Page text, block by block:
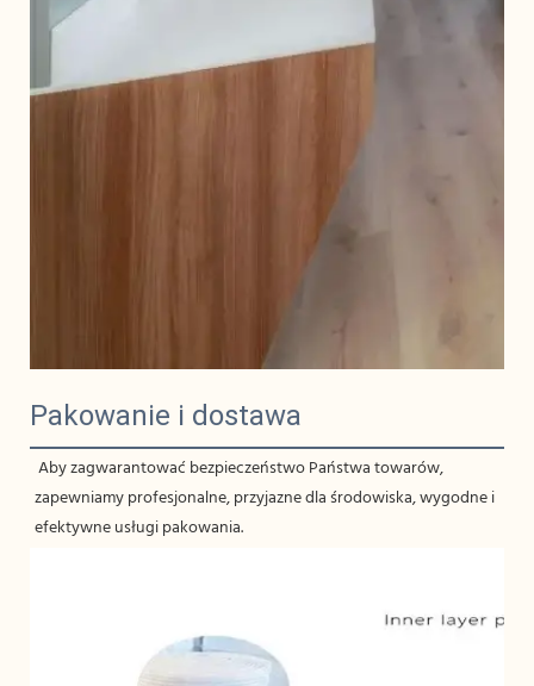
Pakowanie i dostawa
zapewniamy profesjonalne, przyjazne dla środowiska, wygodne i
efektywne usługi pakowania.